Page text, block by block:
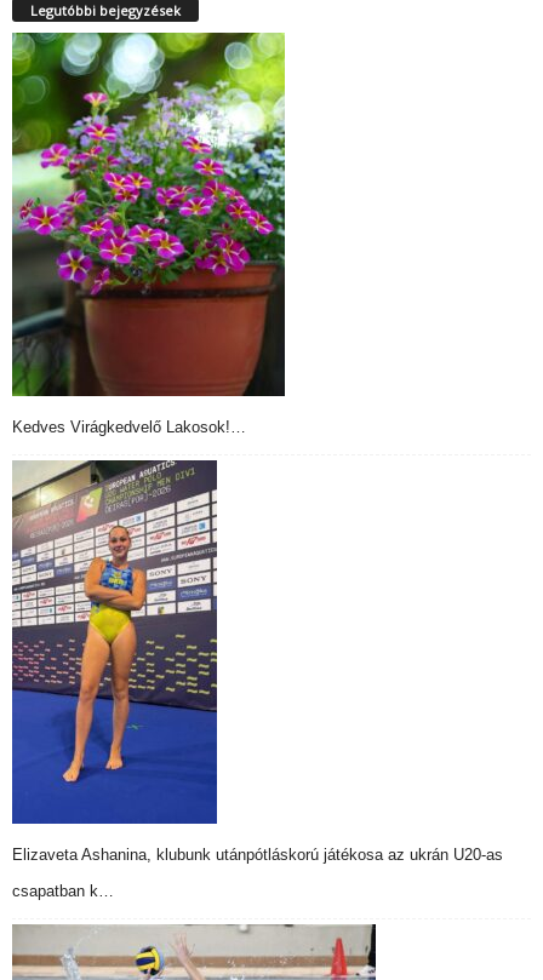
Legutóbbi bejegyzések
Kedves Virágkedvelő Lakosok!…
Elizaveta Ashanina, klubunk utánpótláskorú játékosa az ukrán U20-as
csapatban k…